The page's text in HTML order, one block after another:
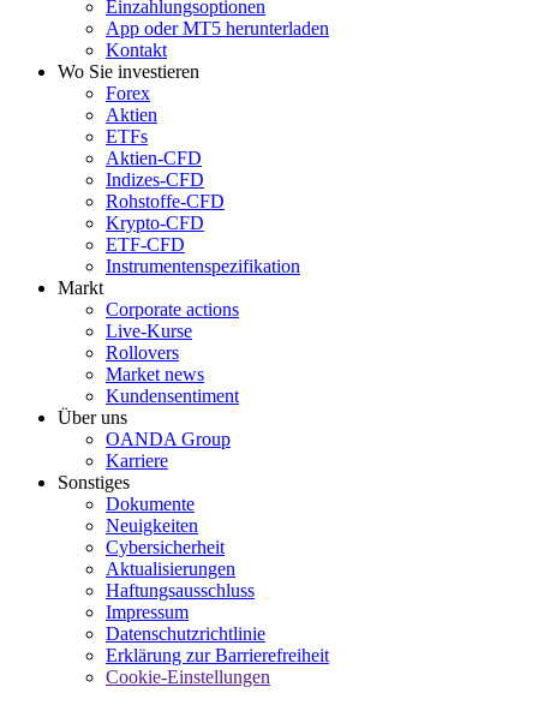
Einzahlungsoptionen
App oder MT5 herunterladen
Kontakt
Wo Sie investieren
Forex
Aktien
ETFs
Aktien-CFD
Indizes-CFD
Rohstoffe-CFD
Krypto-CFD
ETF-CFD
Instrumentenspezifikation
Markt
Corporate actions
Live-Kurse
Rollovers
Market news
Kundensentiment
Über uns
OANDA Group
Karriere
Sonstiges
Dokumente
Neuigkeiten
Cybersicherheit
Aktualisierungen
Haftungsausschluss
Impressum
Datenschutzrichtlinie
Erklärung zur Barrierefreiheit
Cookie-Einstellungen